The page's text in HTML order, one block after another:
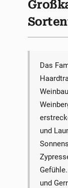
Das
und
und